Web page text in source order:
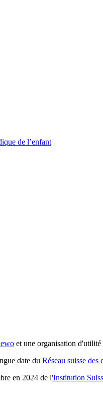
de l’enfant
et une organisation
date du Réseau suisse des
en 2024 de l'Institution